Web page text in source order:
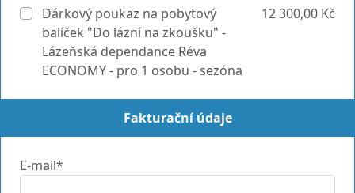
Dárkový poukaz na pobytový
balíček "Do lázní na zkoušku" -
Lázeňská dependance Réva
ECONOMY - pro 1 osobu - sezóna
12 300,00 Kč
Fakturační údaje
E-mail*